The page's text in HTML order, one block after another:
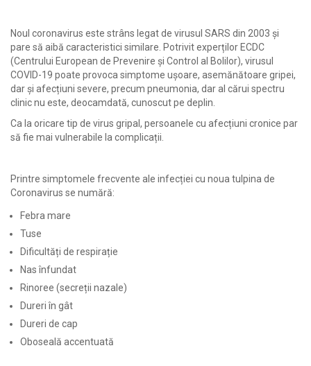
Noul coronavirus este strâns legat de virusul SARS din 2003 și
pare să aibă caracteristici similare. Potrivit experților ECDC
(Centrului European de Prevenire și Control al Bolilor), virusul
COVID-19 poate provoca simptome ușoare, asemănătoare gripei,
dar și afecțiuni severe, precum pneumonia, dar al cărui spectru
clinic nu este, deocamdată, cunoscut pe deplin.
Ca la oricare tip de virus gripal, persoanele cu afecțiuni cronice par
să fie mai vulnerabile la complicații.
Printre simptomele frecvente ale infecției cu noua tulpina de
Coronavirus se numără:
Febra mare
Tuse
Dificultăți de respirație
Nas înfundat
Rinoree (secreții nazale)
Dureri în gât
Dureri de cap
Oboseală accentuată